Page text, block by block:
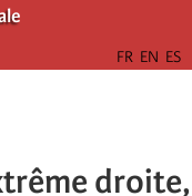
droite,